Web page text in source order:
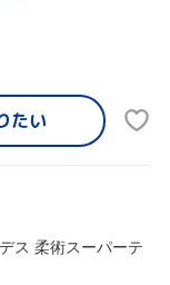
たい
ス 柔術スーパーテ